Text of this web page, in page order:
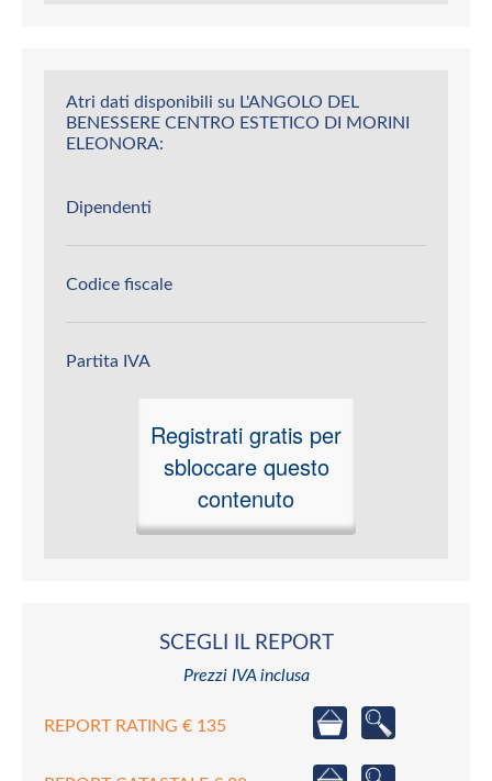
Atri dati disponibili su L'ANGOLO DEL
BENESSERE CENTRO ESTETICO DI MORINI
ELEONORA:
Dipendenti
Codice fiscale
Partita IVA
Registrati gratis per
sbloccare questo
contenuto
SCEGLI IL REPORT
Prezzi IVA inclusa
REPORT RATING € 135